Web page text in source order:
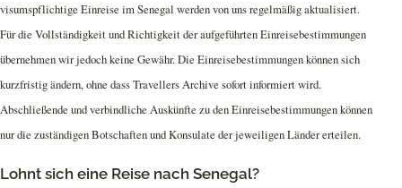
visumspflichtige Einreise im Senegal werden von uns regelmäßig aktualisiert.
Für die Vollständigkeit und Richtigkeit der aufgeführten Einreisebestimmungen
übernehmen wir jedoch keine Gewähr. Die Einreisebestimmungen können sich
kurzfristig ändern, ohne dass Travellers Archive sofort informiert wird.
Abschließende und verbindliche Auskünfte zu den Einreisebestimmungen können
nur die zuständigen Botschaften und Konsulate der jeweiligen Länder erteilen.
Lohnt sich eine Reise nach Senegal?